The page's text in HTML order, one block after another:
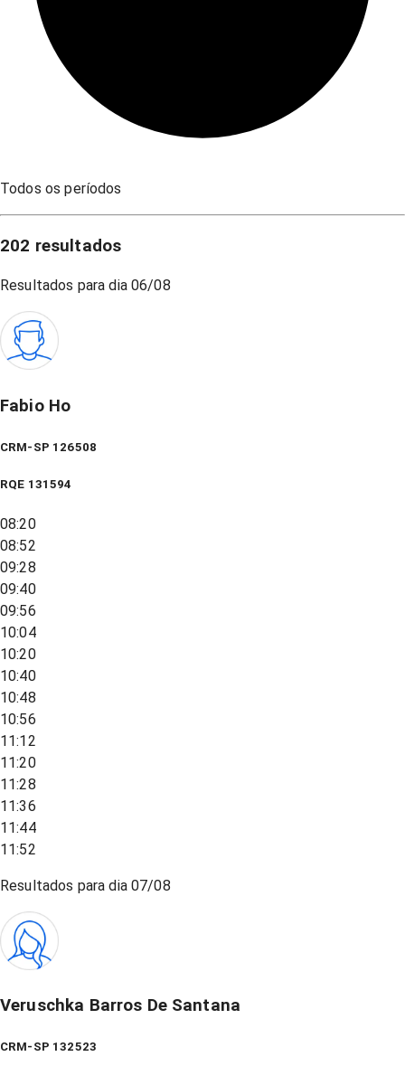
Todos os períodos
202 resultados
Resultados para dia 06/08
Fabio Ho
CRM-SP 126508
RQE 131594
08:20
08:52
09:28
09:40
09:56
10:04
10:20
10:40
10:48
10:56
11:12
11:20
11:28
11:36
11:44
11:52
Resultados para dia07/08
Veruschka Barros De Santana
CRM-SP 132523